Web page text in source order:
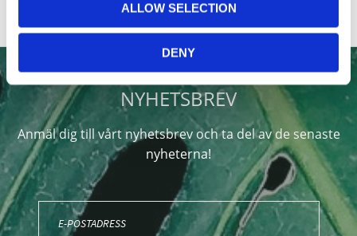
ALLOW SELECTION
DENY
NYHETSBREV
Anmäl dig till vårt nyhetsbrev och ta del av de senaste
nyheterna!